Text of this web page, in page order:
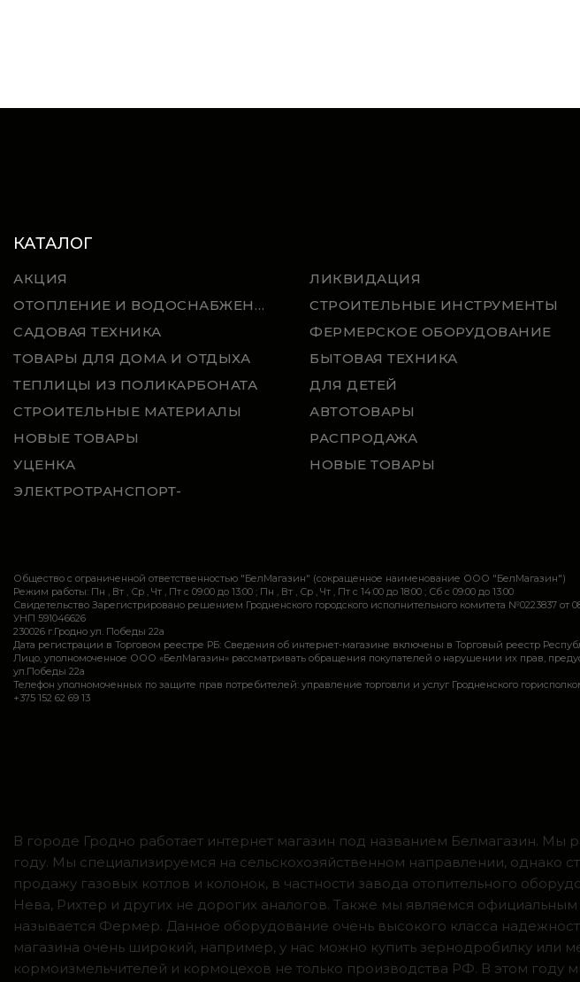
КАТАЛОГ
АКЦИЯ
ЛИКВИДАЦИЯ
ОТОПЛЕНИЕ И ВОДОСНАБЖЕНИЕ
СТРОИТЕЛЬНЫЕ ИНСТРУМЕНТЫ
САДОВАЯ ТЕХНИКА
ФЕРМЕРСКОЕ ОБОРУДОВАНИЕ
ТОВАРЫ ДЛЯ ДОМА И ОТДЫХА
БЫТОВАЯ ТЕХНИКА
ТЕПЛИЦЫ ИЗ ПОЛИКАРБОНАТА
ДЛЯ ДЕТЕЙ
СТРОИТЕЛЬНЫЕ МАТЕРИАЛЫ
АВТОТОВАРЫ
НОВЫЕ ТОВАРЫ
РАСПРОДАЖА
УЦЕНКА
НОВЫЕ ТОВАРЫ
ЭЛЕКТРОТРАНСПОРТ-
Общество с ограниченной ответственностью "БелМагазин" (сокращенное наименование ООО "БелМагазин")
Режим работы: Пн , Вт , Ср , Чт , Пт c 09:00 до 13:00 ; Пн , Вт , Ср , Чт , Пт c 14:00 до 18:00 ; Сб c 09:00 до 13:00
Свидетельство Зарегистрировано решением Гродненского городского исполнительного комитета №0223837 от
УНП 591046626
230026 г.Гродно ул. Победы 22а
Дата регистрации в Торговом реестре РБ: Сведения об интернет-магазине включены в Торговый реестр
Лицо, уполномоченное ООО «БелМагазин» рассматривать обращения покупателей о нарушении их прав,
ул.Победы 22а
Телефон уполномоченных по защите прав потребителей: управление торговли и услуг Гродненского
+375 152 62 69 13
В городе Гродно работает интернет магазин под названием Белмагазин. Мы
году. Мы специализируемся на сельскохозяйственном направлении,
продажу газовых котлов и колонок, в частности завода отопительного
Нева, Рихтер и других не дорогих аналогов. Также мы являемся
называется Фермер. Данное оборудование очень высокого класса
магазина очень широкий, например, у нас можно купить зернодробилку или
кормоизмельчителей и кормоцехов не только производства РФ. В этом